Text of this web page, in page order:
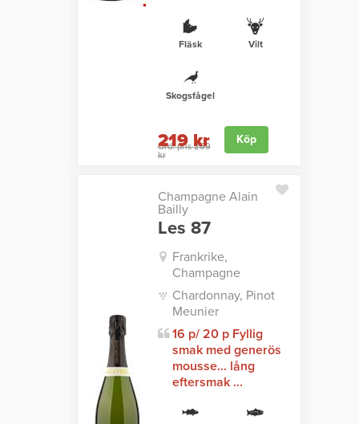
Fläsk Vilt
Skogsfågel
Ord. pris 269
kr
219 kr Köp
Champagne Alain
Bailly
Les 87
Frankrike,
Champagne
Chardonnay, Pinot
Meunier
16 p/ 20 p Fyllig
smak med generös
mousse... lång
eftersmak ...